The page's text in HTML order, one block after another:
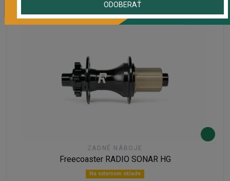
ZADNÉ NÁBOJE
Freecoaster RADIO SONAR HG
Na externom sklade
ODOBERAŤ